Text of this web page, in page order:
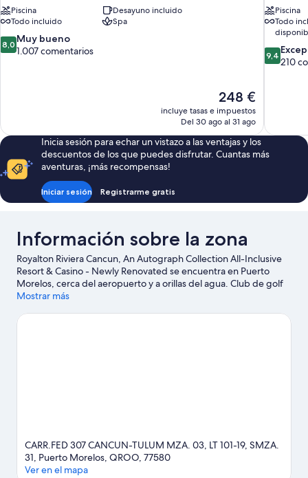
Piscina
Desayuno incluido
Todo incluido
Spa
8.0
sobre
8,0 Muy bueno
1.007 comentarios
El
precio
actual
de
248 €
248 €
incluye tasas e impuestos
Del 30 ago al 31 ago
Piscina
Todo
9.4
sobre
9,4
210
Inicia sesión para echar un vistazo a las ventajas y los
descuentos de los que puedes disfrutar. Cuantas más
aventuras, ¡más recompensas!
Iniciar sesión Registrarme gratis
Información sobre la zona
Royalton Riviera Cancun, An Autograph Collection All-Inclusive
Resort & Casino - Newly Renovated se encuentra en Puerto
Morelos, cerca del aeropuerto y a orillas del agua. Club de golf
Moon Palace y Riviera Cancun Golf Resort son excelentes
a tu itinerario junto a otros atractivos turísticos como Parque
Mostrar más
CARR.FED 307 CANCUN-TULUM MZA. 03, LT 101-19, SMZA.
31, Puerto Morelos, QROO, 77580
Ver en el mapa